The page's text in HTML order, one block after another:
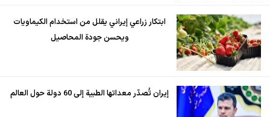
ابتكار زراعي إيراني يقلل من استخدام الكيماويات
ويحسن جودة المحاصيل
إيران تُصدّر معداتها الطبية إلى 60 دولة حول العالم